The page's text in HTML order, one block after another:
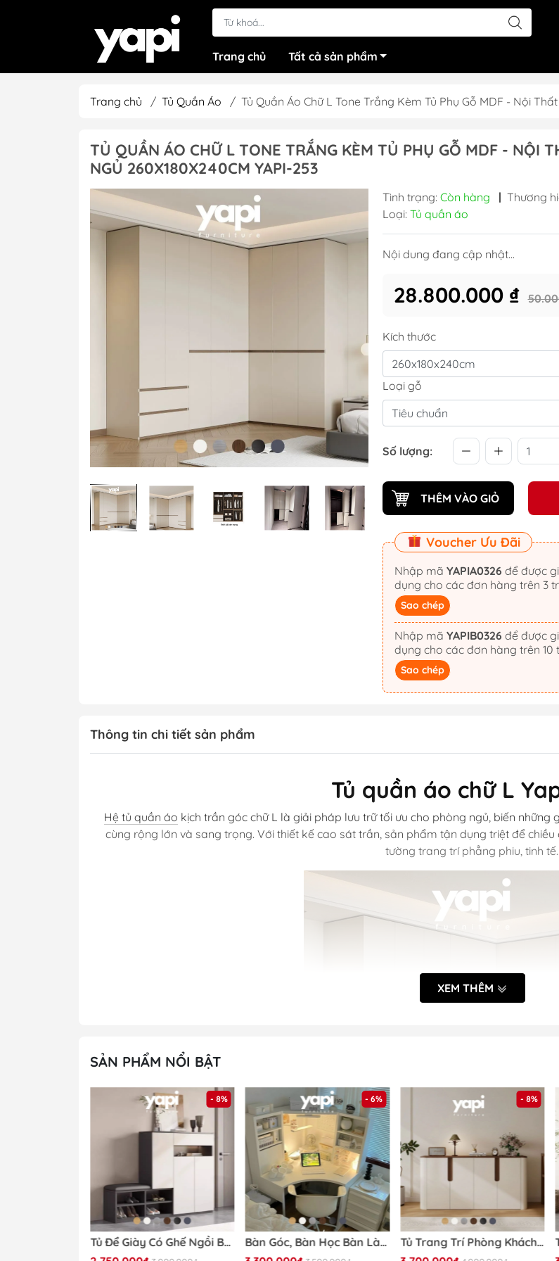
Trang chủ
Tất cả sản phẩm
Trang chủ / Tủ Quần Áo / Tủ Quần Áo Chữ L Tone Trắng Kèm Tủ Phụ Gỗ MDF - Nội
TỦ QUẦN ÁO CHỮ L TONE TRẮNG KÈM TỦ PHỤ GỖ MDF - NỘI
NGỦ 260X180X240CM YAPI-253
Tình trạng: Còn hàng | Thương
Loại: Tủ quần áo
Nội dung đang cập nhật...
28.800.000 ₫
Kích thước
Loại gỗ
Số lượng:
THÊM VÀO GIỎ
Voucher Ưu Đãi
Nhập mã YAPIA0326
dụng cho các đơn hàng trên 3
Sao chép
Nhập mã YAPIB0326
dụng cho các đơn hàng trên 10
Sao chép
Thông tin chi tiết sản phẩm
Tủ quần áo chữ L
Hệ tủ quần áo kịch trần góc chữ L là giải pháp lưu trữ tối ưu cho phòng ngủ, biến
cùng rộng lớn và sang trọng. Với thiết kế cao sát trần, sản phẩm tận dụng triệt để
tường trang trí phẳng phiu, tinh tế..
Khách hàng tham khảo kĩ thông tin về sản phẩm trước khi
Mã sản phẩm:
XEM THÊM
SẢN PHẨM NỔI BẬT
- 8%
Tủ Để Giày Có Ghế Ngồi Bọc Nệm 140x35x100cm Yapi-322
- 6%
Bàn Góc, Bàn Học Bàn Làm Việc Đa Năng 100x100x142cm Có Kệ Để Đồ Siêu Tiện Dụng Yapi-418
- 8%
Tủ Trang Trí Phòng Khách Góc Bo Tròn Phong Cách Hiện Đại Tối Giản 198x40x90cm Yapi-121